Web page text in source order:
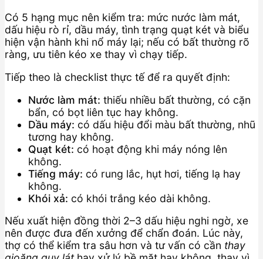
Có 5 hạng mục nên kiểm tra: mức nước làm mát,
dấu hiệu rò rỉ, dầu máy, tình trạng quạt két và biểu
hiện vận hành khi nổ máy lại; nếu có bất thường rõ
ràng, ưu tiên kéo xe thay vì chạy tiếp.
Tiếp theo là checklist thực tế để ra quyết định:
Nước làm mát: thiếu nhiều bất thường, có cặn
bẩn, có bọt liên tục hay không.
Dầu máy: có dấu hiệu đổi màu bất thường, nhũ
tương hay không.
Quạt két: có hoạt động khi máy nóng lên
không.
Tiếng máy: có rung lắc, hụt hơi, tiếng lạ hay
không.
Khói xả: có khói trắng kéo dài không.
Nếu xuất hiện đồng thời 2–3 dấu hiệu nghi ngờ, xe
nên được đưa đến xưởng để chẩn đoán. Lúc này,
thợ có thể kiểm tra sâu hơn và tư vấn có cần thay